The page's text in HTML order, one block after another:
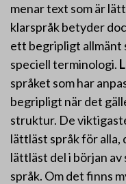
menar text som är
klarspråk betyder
ett begripligt allmänt
speciell terminologi.
språket som har
begripligt när det
struktur. De
lättläst språk för alla,
lättläst del i början
språk. Om det finns